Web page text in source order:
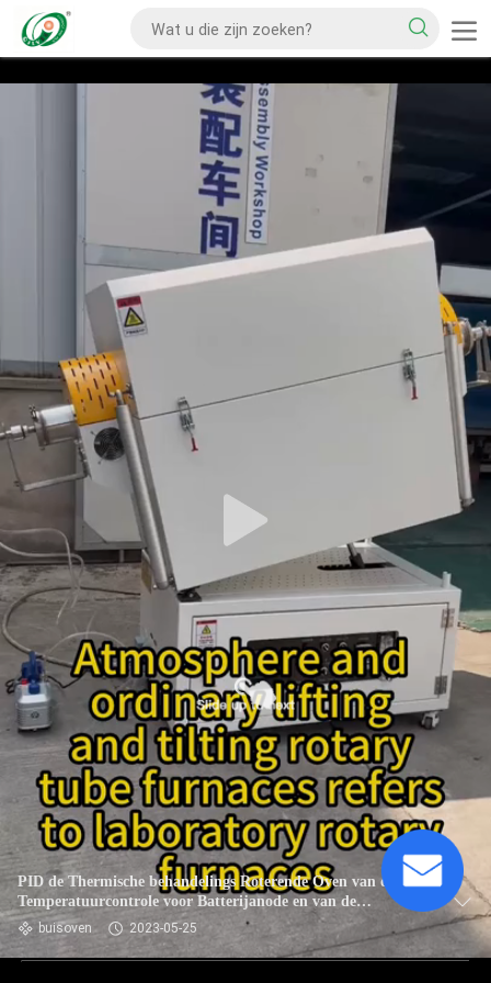
PID de Thermische behandelings Roterende Oven van de
Temperatuurcontrole voor Batterijanode en van de
Kathodeelektrode Materialen
buisoven 2023-05-25